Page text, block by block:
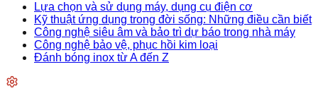
Lựa chọn và sử dụng máy, dụng cụ điện cơ
Kỹ thuật ứng dụng trong đời sống: Những điều cần biết
Công nghệ siêu âm và bảo trì dự báo trong nhà máy
Công nghệ bảo vệ, phục hồi kim loại
Đánh bóng inox từ A đến Z